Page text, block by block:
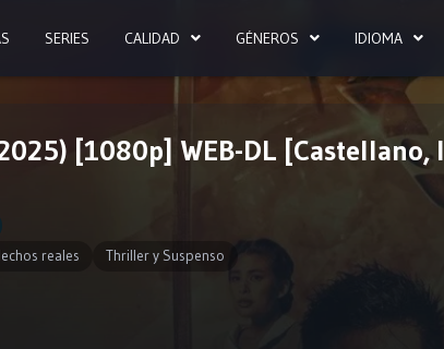
SERIES CALIDAD GÉNEROS IDIOMA
[1080p] WEB-DL [Castellano,
reales Thriller y Suspenso